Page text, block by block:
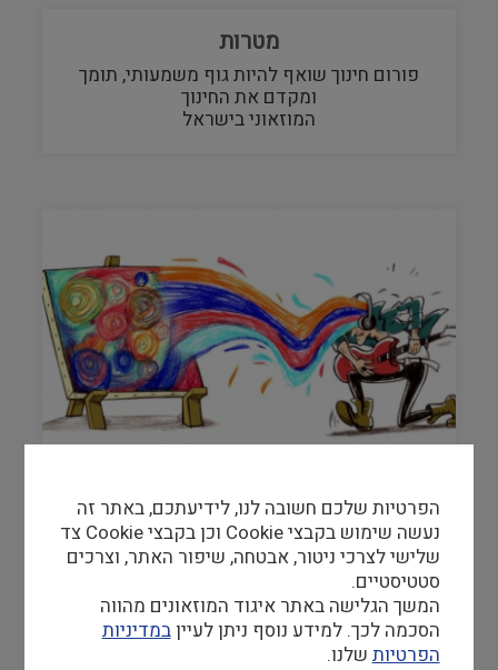
מטרות
פורום חינוך שואף להיות גוף משמעותי, תומך
ומקדם את החינוך
המוזאוני בישראל
הקשקוש הזה? | ליהיא ספיר בעקבות
סמדר תירוש-הד
מדוע קל להסביר מה ההבדל בין מוזיקה לרעש יותר
מאשר בין יצירת אמנות לקשקוש? כיצד נוכל לתאר
חוויית…
הפרטיות שלכם חשובה לנו, לידיעתכם, באתר זה
נעשה שימוש בקבצי Cookie וכן בקבצי Cookie צד
שלישי לצרכי ניטור, אבטחה, שיפור האתר, וצרכים
סטטיסטיים.
המשך הגלישה באתר איגוד המוזאונים מהווה
הסכמה לכך. למידע נוסף ניתן לעייןבמדיניות
הפרטיותשלנו.